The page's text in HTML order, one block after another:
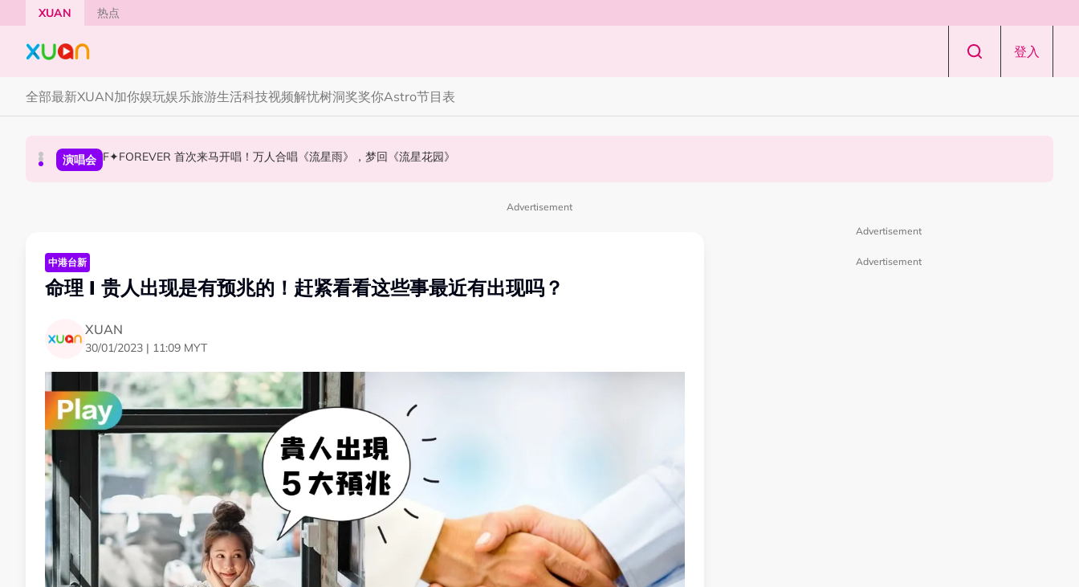
Skip to main content
XUAN 热点
登入
全部最新XUAN加你娱玩娱乐旅游生活科技视频解忧树洞奖奖你Astro节目表
国际星闻 张员瑛频陷耍大牌争议！首度吐心声：真相终究会浮出水面！
演唱会 F✦FOREVER 首次来马开唱！万人合唱《流星雨》，梦回《流星花园》
国际星闻 CORTIS MARTIN一开口就沦陷！深情演绎JANNABI歌曲获网友狂赞！
Advertisement
中港台新
命理 I 贵人出现是有预兆的！赶紧看看这些事最近有出现吗？
XUAN
30/01/2023 | 11:09 MYT
Advertisement
Advertisement